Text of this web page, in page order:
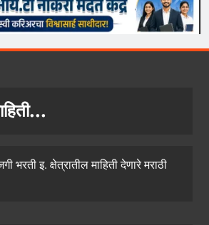
भरती इ. क्षेत्रातील माहिती देणारे मराठी